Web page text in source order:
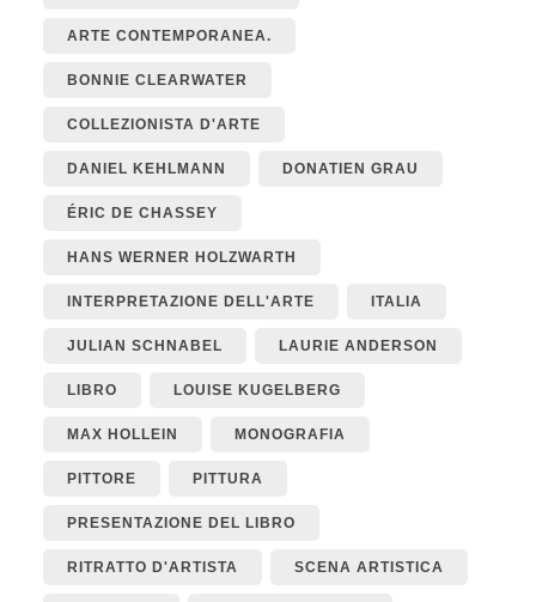
ARTE CONTEMPORANEA.
BONNIE CLEARWATER
COLLEZIONISTA D'ARTE
DANIEL KEHLMANN DONATIEN GRAU
ÉRIC DE CHASSEY
HANS WERNER HOLZWARTH
INTERPRETAZIONE DELL'ARTE ITALIA
JULIAN SCHNABEL LAURIE ANDERSON
LIBRO LOUISE KUGELBERG
MAX HOLLEIN MONOGRAFIA
PITTORE PITTURA
PRESENTAZIONE DEL LIBRO
RITRATTO D'ARTISTA SCENA ARTISTICA